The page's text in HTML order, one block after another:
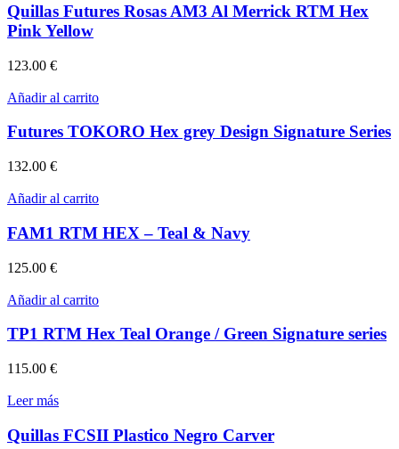
Quillas Futures Rosas AM3 Al Merrick RTM Hex
Pink Yellow
123.00 €
Añadir al carrito
Futures TOKORO Hex grey Design Signature Series
132.00 €
Añadir al carrito
FAM1 RTM HEX – Teal & Navy
125.00 €
Añadir al carrito
TP1 RTM Hex Teal Orange / Green Signature series
115.00 €
Leer más
Quillas FCSII Plastico Negro Carver